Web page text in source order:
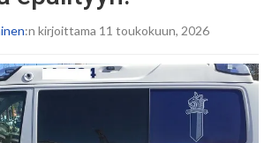
:n kirjoittama 11 toukokuun, 2026